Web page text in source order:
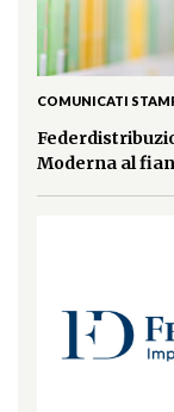
COMUNICATI
Moderna al